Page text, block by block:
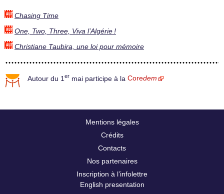
Chasing Time
One, Two, Three, Viva l’Algérie !
Christiane Taubira, une loi pour mémoire
Autour du 1 er mai participe à la Coredem
Mentions légales
Crédits
Contacts
Nos partenaires
Inscription à l’infolettre
English presentation